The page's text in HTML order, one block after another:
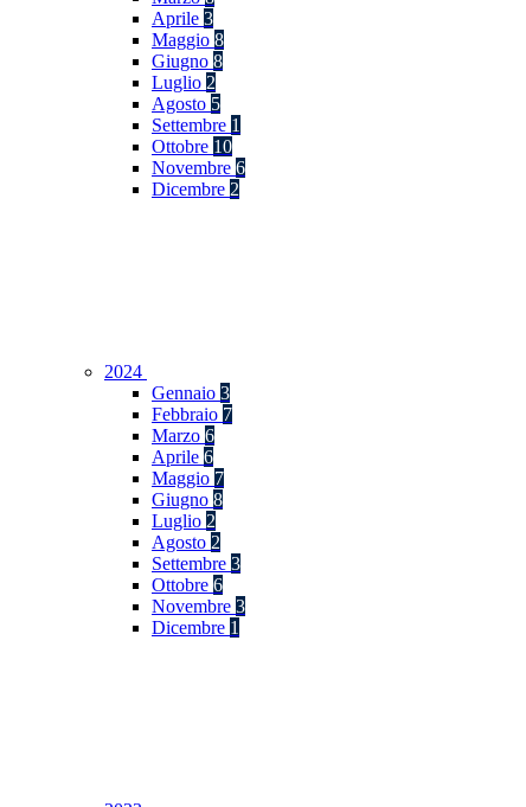
Aprile 3
Maggio 8
Giugno 8
Luglio 2
Agosto 5
Settembre 1
Ottobre 10
Novembre 6
Dicembre 2
2024
Gennaio 3
Febbraio 7
Marzo 6
Aprile 6
Maggio 7
Giugno 8
Luglio 2
Agosto 2
Settembre 3
Ottobre 6
Novembre 3
Dicembre 1